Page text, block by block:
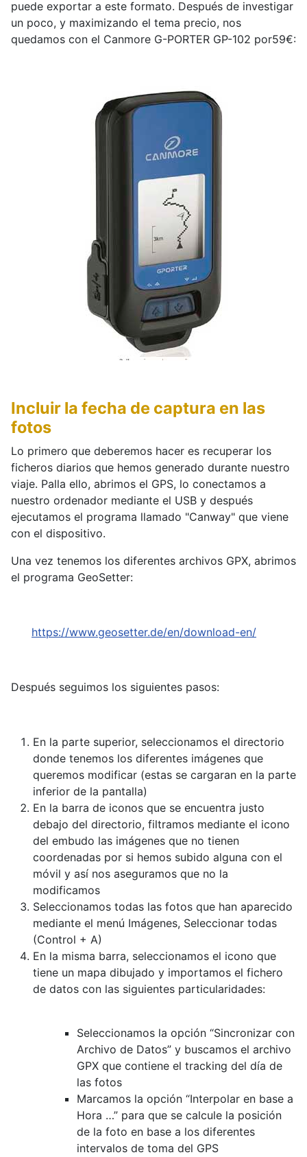
puede exportar a este formato. Después de investigar
un poco, y maximizando el tema precio, nos
quedamos con el Canmore G-PORTER GP-102 por59€:
Incluir la fecha de captura en las
fotos
Lo primero que deberemos hacer es recuperar los
ficheros diarios que hemos generado durante nuestro
viaje. Palla ello, abrimos el GPS, lo conectamos a
nuestro ordenador mediante el USB y después
ejecutamos el programa llamado "Canway" que viene
con el dispositivo.
Una vez tenemos los diferentes archivos GPX, abrimos
el programa GeoSetter:
https://www.geosetter.de/en/download-en/
Después seguimos los siguientes pasos:
En la parte superior, seleccionamos el directorio
donde tenemos los diferentes imágenes que
queremos modificar (estas se cargaran en la parte
inferior de la pantalla)
En la barra de iconos que se encuentra justo
debajo del directorio, filtramos mediante el icono
del embudo las imágenes que no tienen
coordenadas por si hemos subido alguna con el
móvil y así nos aseguramos que no la
modificamos
Seleccionamos todas las fotos que han aparecido
mediante el menú Imágenes, Seleccionar todas
(Control + A)
En la misma barra, seleccionamos el icono que
tiene un mapa dibujado y importamos el fichero
de datos con las siguientes particularidades:
Seleccionamos la opción “Sincronizar con
Archivo de Datos” y buscamos el archivo
GPX que contiene el tracking del día de
las fotos
Marcamos la opción “Interpolar en base a
Hora …” para que se calcule la posición
de la foto en base a los diferentes
intervalos de toma del GPS